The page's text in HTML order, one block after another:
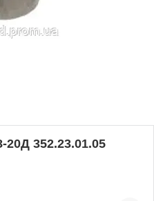
20Д 352.23.01.05